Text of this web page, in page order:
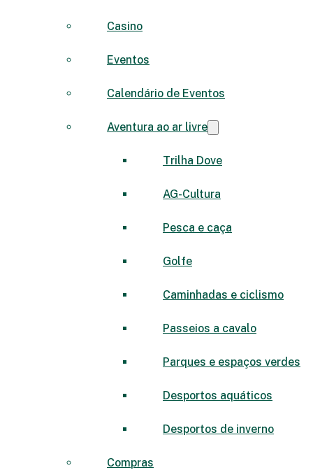
Casino
Eventos
Calendário de Eventos
Aventura ao ar livre
Trilha Dove
AG-Cultura
Pesca e caça
Golfe
Caminhadas e ciclismo
Passeios a cavalo
Parques e espaços verdes
Desportos aquáticos
Desportos de inverno
Compras